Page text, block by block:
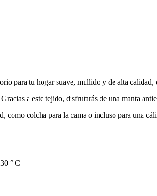
para tu hogar suave, mullido y de alta
a este tejido, disfrutarás de una manta
como colcha para la cama o incluso para una
° C